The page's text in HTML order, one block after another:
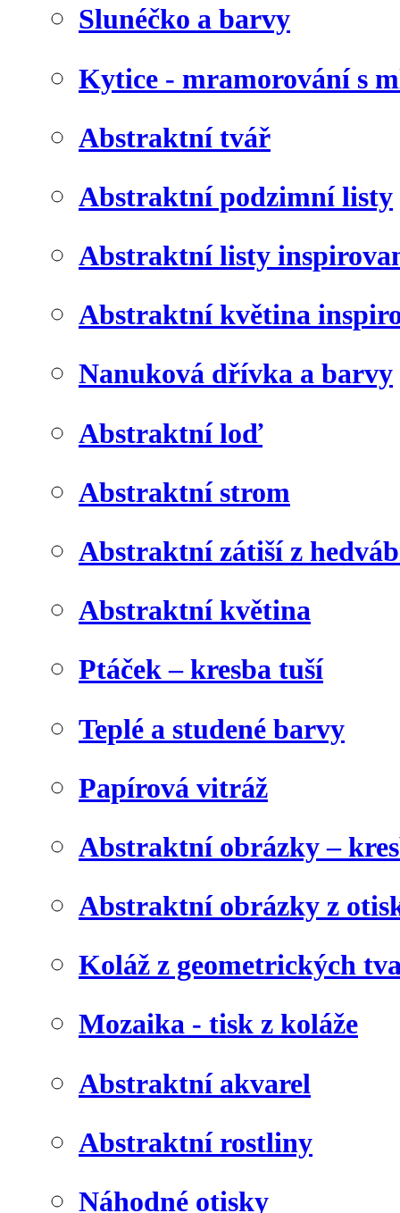
Slunéčko a barvy
Kytice - mramorování s
Abstraktní tvář
Abstraktní podzimní listy
Abstraktní listy
Abstraktní květina
Nanuková dřívka a barvy
Abstraktní loď
Abstraktní strom
Abstraktní zátiší z
Abstraktní květina
Ptáček – kresba tuší
Teplé a studené barvy
Papírová vitráž
Abstraktní obrázky –
Abstraktní obrázky z
Koláž z geometrických
Mozaika - tisk z koláže
Abstraktní akvarel
Abstraktní rostliny
Náhodné otisky